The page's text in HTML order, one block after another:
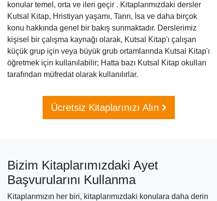
konular temel, orta ve ileri geçir . Kitaplarımızdaki dersler
Kutsal Kitap, Hristiyan yaşamı, Tanrı, İsa ve daha birçok
konu hakkında genel bir bakış sunmaktadır. Derslerimiz
kişisel bir çalışma kaynağı olarak, Kutsal Kitap'ı çalışan
küçük grup için veya büyük grub ortamlarında Kutsal Kitap'ı
öğretmek için kullanılabilir; Hatta bazı Kutsal Kitap okulları
tarafından müfredat olarak kullanılırlar.
Ücretsiz Kitaplarınızı Alın
Bizim Kitaplarımızdaki Ayet
Başvurularını Kullanma
Kitaplarımızın her biri, kitaplarımızdaki konulara daha derin